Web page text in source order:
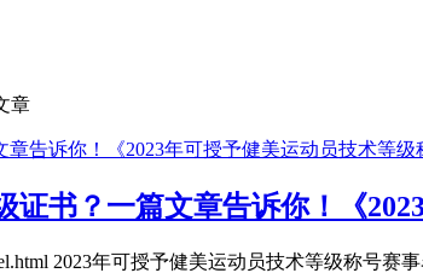
章
书？一篇文章告诉你！《
2023年可授予健美运动员技术等级称号